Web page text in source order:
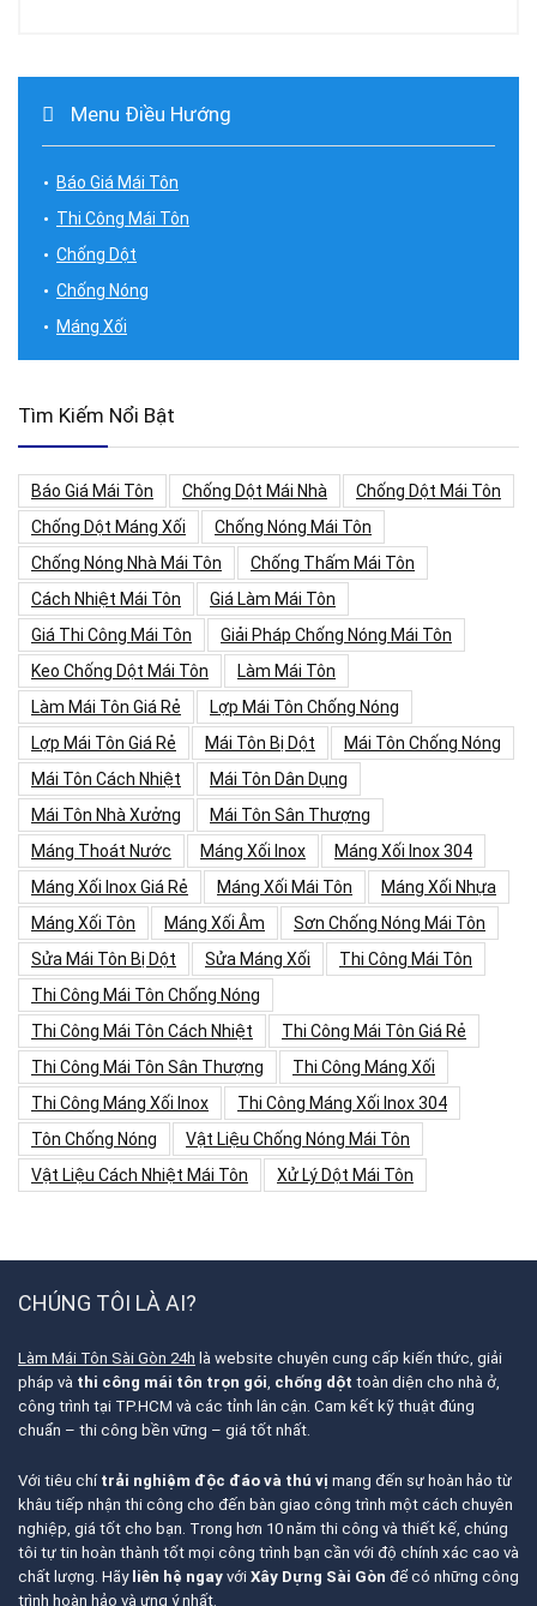
Menu Điều Hướng
Báo Giá Mái Tôn
Thi Công Mái Tôn
Chống Dột
Chống Nóng
Máng Xối
Tìm Kiếm Nổi Bật
Báo Giá Mái Tôn Chống Dột Mái Nhà
Chống Dột Mái Tôn
Chống Dột Máng Xối
Chống Nóng Mái Tôn
Chống Nóng Nhà Mái Tôn
Chống Thấm Mái Tôn
Cách Nhiệt Mái Tôn
Giá Làm Mái Tôn
Giá Thi Công Mái Tôn
Giải Pháp Chống Nóng Mái Tôn
Keo Chống Dột Mái Tôn
Làm Mái Tôn
Làm Mái Tôn Giá Rẻ
Lợp Mái Tôn Chống Nóng
Lợp Mái Tôn Giá Rẻ
Mái Tôn Bị Dột
Mái Tôn Chống Nóng
Mái Tôn Cách Nhiệt
Mái Tôn Dân Dụng
Mái Tôn Nhà Xưởng
Mái Tôn Sân Thượng
Máng Thoát Nước
Máng Xối Inox
Máng Xối Inox 304
Máng Xối Inox Giá Rẻ
Máng Xối Mái Tôn
Máng Xối Nhựa
Máng Xối Tôn
Máng Xối Âm
Sơn Chống Nóng Mái Tôn
Sửa Mái Tôn Bị Dột
Sửa Máng Xối
Thi Công Mái Tôn
Thi Công Mái Tôn Chống Nóng
Thi Công Mái Tôn Cách Nhiệt
Thi Công Mái Tôn Giá Rẻ
Thi Công Mái Tôn Sân Thượng
Thi Công Máng Xối
Thi Công Máng Xối Inox
Thi Công Máng Xối Inox 304
Tôn Chống Nóng
Vật Liệu Chống Nóng Mái Tôn
Vật Liệu Cách Nhiệt Mái Tôn
Xử Lý Dột Mái Tôn
CHÚNG TÔI LÀ AI?
Làm Mái Tôn Sài Gòn 24h là website chuyên cung cấp kiến thức, giải
pháp và thi công mái tôn trọn gói, chống dột toàn diện cho nhà ở,
công trình tại TP.HCM và các tỉnh lân cận. Cam kết kỹ thuật đúng
chuẩn – thi công bền vững – giá tốt nhất.
Với tiêu chí trải nghiệm độc đáo và thú vị mang đến sự hoàn hảo từ
khâu tiếp nhận thi công cho đến bàn giao công trình một cách chuyên
nghiệp, giá tốt cho bạn. Trong hơn 10 năm thi công và thiết kế, chúng
tôi tự tin hoàn thành tốt mọi công trình bạn cần với độ chính xác cao và
chất lượng. Hãy liên hệ ngay với Xây Dựng Sài Gòn để có những công
trình hoàn hảo và ưng ý nhất.